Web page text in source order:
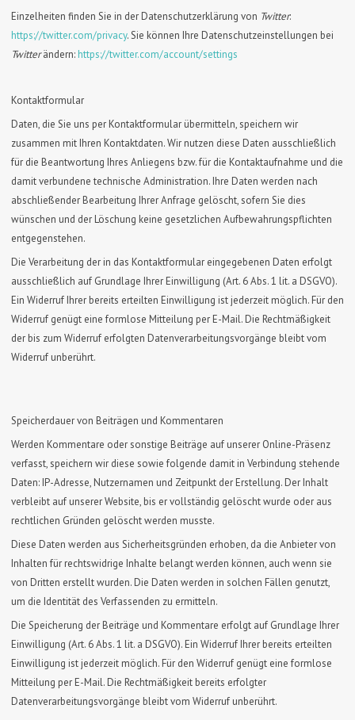
Einzelheiten finden Sie in der Datenschutzerklärung von Twitter:
https://twitter.com/privacy. Sie können Ihre Datenschutzeinstellungen bei
Twitterändern: https://twitter.com/account/settings
Kontaktformular
Daten, die Sie uns per Kontaktformular übermitteln, speichern wir
zusammen mit Ihren Kontaktdaten. Wir nutzen diese Daten ausschließlich
für die Beantwortung Ihres Anliegens bzw. für die Kontaktaufnahme und die
damit verbundene technische Administration. Ihre Daten werden nach
abschließender Bearbeitung Ihrer Anfrage gelöscht, sofern Sie dies
wünschen und der Löschung keine gesetzlichen Aufbewahrungspflichten
entgegenstehen.
Die Verarbeitung der in das Kontaktformular eingegebenen Daten erfolgt
ausschließlich auf Grundlage Ihrer Einwilligung (Art. 6 Abs. 1 lit. a DSGVO).
Ein Widerruf Ihrer bereits erteilten Einwilligung ist jederzeit möglich. Für den
Widerruf genügt eine formlose Mitteilung per E-Mail. Die Rechtmäßigkeit
der bis zum Widerruf erfolgten Datenverarbeitungsvorgänge bleibt vom
Widerruf unberührt.
Speicherdauer von Beiträgen und Kommentaren
Werden Kommentare oder sonstige Beiträge auf unserer Online-Präsenz
verfasst, speichern wir diese sowie folgende damit in Verbindung stehende
Daten: IP-Adresse, Nutzernamen und Zeitpunkt der Erstellung. Der Inhalt
verbleibt auf unserer Website, bis er vollständig gelöscht wurde oder aus
rechtlichen Gründen gelöscht werden musste.
Diese Daten werden aus Sicherheitsgründen erhoben, da die Anbieter von
Inhalten für rechtswidrige Inhalte belangt werden können, auch wenn sie
von Dritten erstellt wurden. Die Daten werden in solchen Fällen genutzt,
um die Identität des Verfassenden zu ermitteln.
Die Speicherung der Beiträge und Kommentare erfolgt auf Grundlage Ihrer
Einwilligung (Art. 6 Abs. 1 lit. a DSGVO). Ein Widerruf Ihrer bereits erteilten
Einwilligung ist jederzeit möglich. Für den Widerruf genügt eine formlose
Mitteilung per E-Mail. Die Rechtmäßigkeit bereits erfolgter
Datenverarbeitungsvorgänge bleibt vom Widerruf unberührt.